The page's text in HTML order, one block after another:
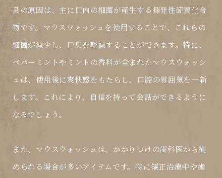
臭の原因は、主に口内の細菌が産生する揮発性硫黄化合
物です。マウスウォッシュを使用することで、これらの
細菌が減少し、口臭を軽減することができます。特に、
ペパーミントやミントの香料が含まれたマウスウォッシ
ュは、使用後に爽快感をもたらし、口腔の雰囲気を一新
します。これにより、自信を持って会話ができるように
なるでしょう。
また、マウスウォッシュは、かかりつけの歯科医から勧
められる場合が多いアイテムです。特に矯正治療中や歯